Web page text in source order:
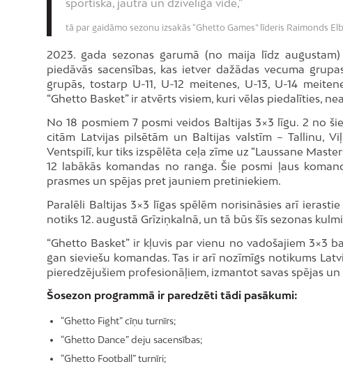
tā par gaidāmo sezonu izsakās “Ghetto Games” līderis Raimonds
2023. gada sezonas garumā (no maija līdz
piedāvās sacensības, kas ietver dažādas vecuma
grupās, tostarp U-11, U-12 meitenes, U-13, U-14
“Ghetto Basket” ir atvērts visiem, kuri vēlas piedalīties,
No 18 posmiem 7 posmi veidos Baltijas 3×3 līgu. 2 no
citām Latvijas pilsētām un Baltijas valstīm – Tallinu,
Ventspilī, kur tiks izspēlēta ceļa zīme uz “Laussane
12 labākās komandas no ranga. Šie posmi ļaus
prasmes un spējas pret jauniem pretiniekiem.
Paralēli Baltijas 3×3 līgas spēlēm norisināsies arī
notiks 12. augustā Grīziņkalnā, un tā būs šīs sezonas
“Ghetto Basket” ir kļuvis par vienu no vadošajiem 3×3
gan sieviešu komandas. Tas ir arī nozīmīgs notikums
pieredzējušiem profesionāļiem, izmantot savas spējas
Šosezon programmā ir paredzēti tādi pasākumi:
“Ghetto Fight” cīņu turnīrs;
“Ghetto Dance” deju sacensības;
“Ghetto Football” turnīri;